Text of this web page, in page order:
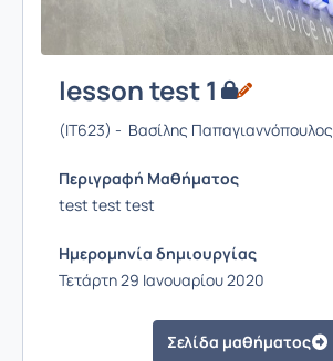
lesson test 1
(IT623) - Βασίλης Παπαγιαννόπουλος
Περιγραφή Μαθήματος
test test test
Ημερομηνία δημιουργίας
Τετάρτη 29 Ιανουαρίου 2020
Σελίδα μαθήματος